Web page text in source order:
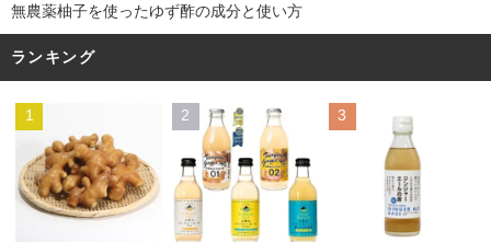
無農薬柚子を使ったゆず酢の成分と使い方
ランキング
1 2 3